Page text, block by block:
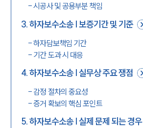
-시공사 및 공용부분 책임
3.하자보수소송 | 보증기간 및 기준
-하자담보책임 기간
- 기간 도과 시 대응
4.하자보수소송 | 실무상 주요 쟁점
- 감정 절차의 중요성
-증거 확보의 핵심 포인트
5.하자보수소송 | 실제 문제 되는 경우